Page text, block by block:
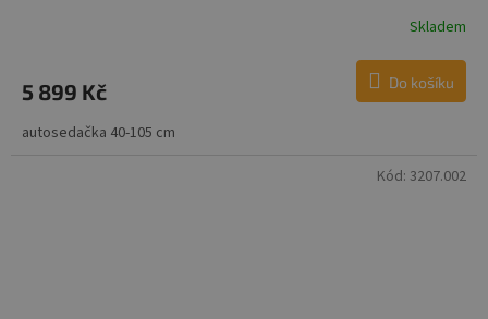
Skladem
5 899 Kč Do košíku
autosedačka 40-105 cm
Kód: 3207.002